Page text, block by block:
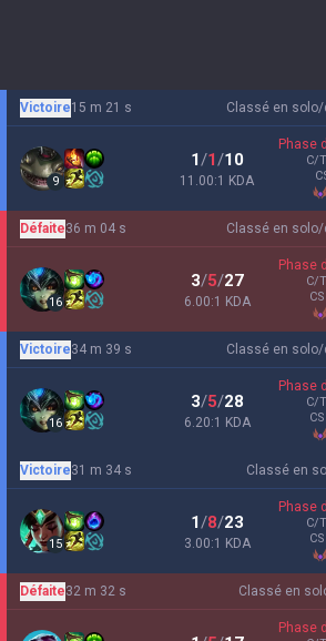
Classé en
Victoire15 m 21 s
9
1/1/10
11.00:1 KDA
Phase
C/
Classé en
Défaite36 m 04 s
16
3/5/27
6.00:1 KDA
Phase
C/
CS
Classé en
Victoire34 m 39 s
16
3/5/28
6.20:1 KDA
Phase
C/
CS
Classé en
Victoire31 m 34 s
15
1/8/23
3.00:1 KDA
Phase
C/
CS
Classé en
Défaite32 m 32 s
Phase